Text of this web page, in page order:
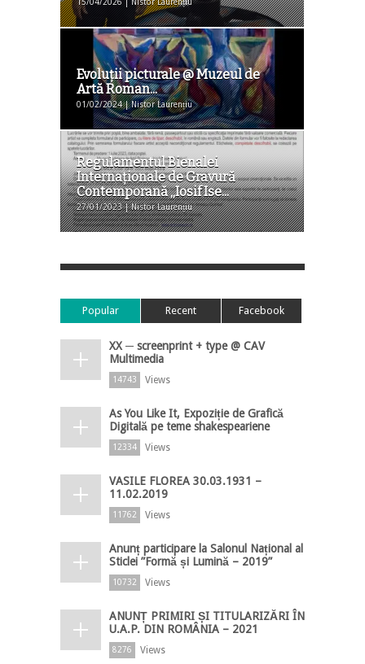
15/04/2026 | Nistor Laurențiu
Evoluții picturale @ Muzeul de
Artă Roman...
01/02/2024 | Nistor Laurențiu
Regulamentul Bienalei
Internaţionale de Gravură
Contemporană „Iosif Ise...
27/01/2023 | Nistor Laurențiu
Popular Recent Facebook
XX ─ screenprint + type @ CAV
Multimedia
14743 Views
As You Like It, Expoziție de Grafică
Digitală pe teme shakespeariene
12334 Views
VASILE FLOREA 30.03.1931 –
11.02.2019
11762 Views
Anunț participare la Salonul Național al
Sticlei ”Formă și Lumină – 2019”
10732 Views
ANUNȚ PRIMIRI ȘI TITULARIZĂRI ÎN
U.A.P. DIN ROMÂNIA – 2021
8276 Views